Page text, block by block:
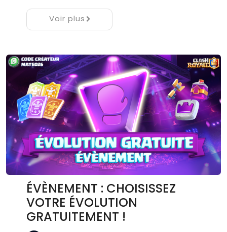
Voir plus
ÉVÈNEMENT : CHOISISSEZ
VOTRE ÉVOLUTION
GRATUITEMENT !